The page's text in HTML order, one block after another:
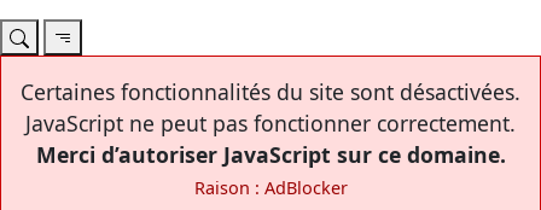
Certaines fonctionnalités du site sont désactivées.
JavaScript ne peut pas fonctionner correctement.
Merci d’autoriser JavaScript sur ce domaine.
Raison : AdBlocker